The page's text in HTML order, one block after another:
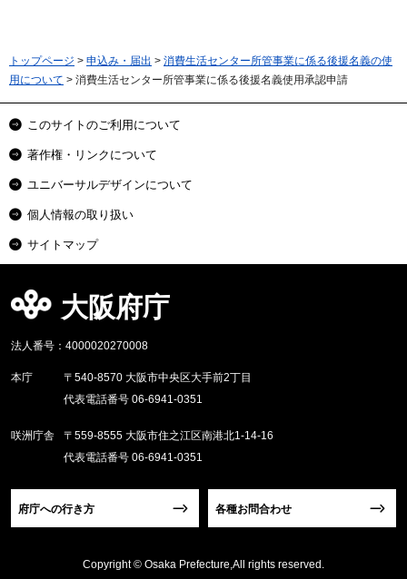
トップページ > 申込み・届出 > 消費生活センター所管事業に係る後援名義の使
用について > 消費生活センター所管事業に係る後援名義使用承認申請
このサイトのご利用について
著作権・リンクについて
ユニバーサルデザインについて
個人情報の取り扱い
サイトマップ
大阪府庁
法人番号：4000020270008
本庁
〒540-8570 大阪市中央区大手前2丁目
代表電話番号 06-6941-0351
咲洲庁舎
〒559-8555 大阪市住之江区南港北1-14-16
代表電話番号 06-6941-0351
府庁への行き方 各種お問合わせ
Copyright © Osaka Prefecture,All rights reserved.